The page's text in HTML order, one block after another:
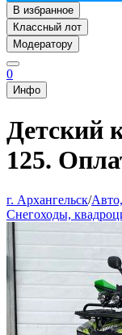
В избранное
Классный лот
Модератору
0
Инфо
Детский
125.
г. Архангельск/
Снегоходы,